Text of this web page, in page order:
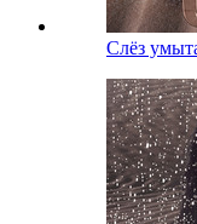
Слёз